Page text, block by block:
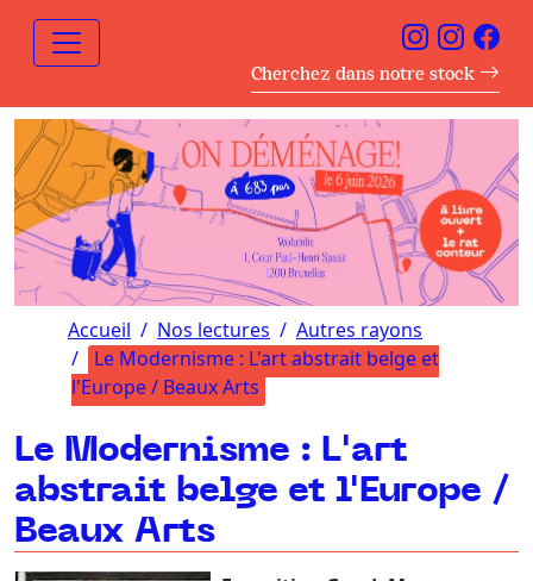
Cherchez dans notre stock
Accueil Nos lectures
Autres rayons
Le Modernisme : L'art abstrait belge et
l'Europe / Beaux Arts
Le Modernisme : L'art
abstrait belge et l'Europe /
Beaux Arts